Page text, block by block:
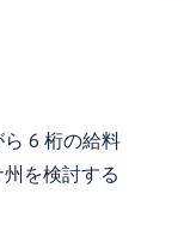
6 桁の給料
を検討する